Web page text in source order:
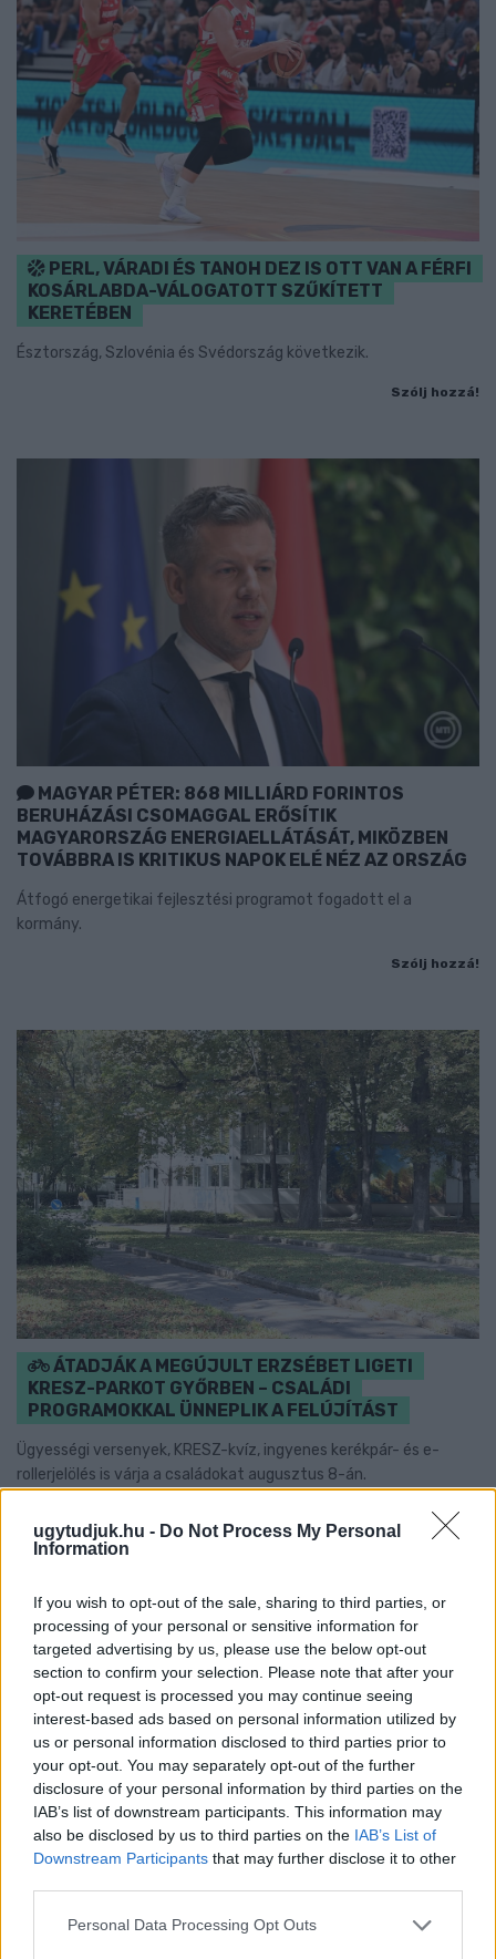
ugytudjuk.hu - Do Not Process My Personal
Information
If you wish to opt-out of the sale, sharing to third parties, or
processing of your personal or sensitive information for
targeted advertising by us, please use the below opt-out
section to confirm your selection. Please note that after your
opt-out request is processed you may continue seeing
interest-based ads based on personal information utilized by
us or personal information disclosed to third parties prior to
your opt-out. You may separately opt-out of the further
disclosure of your personal information by third parties on the
IAB’s list of downstream participants. This information may
also be disclosed by us to third parties on the IAB’s List of
Downstream Participants that may further disclose it to other
Please note that this website/app uses one or more Google
Personal Data Processing Opt Outs
PERL, VÁRADI ÉS TANOH DEZ IS OTT VAN A FÉRFI
KOSÁRLABDA-VÁLOGATOTT SZŰKÍTETT
KERETÉBEN
Észtország, Szlovénia és Svédország következik.
Szólj hozzá!
MAGYAR PÉTER: 868 MILLIÁRD FORINTOS
BERUHÁZÁSI CSOMAGGAL ERŐSÍTIK
MAGYARORSZÁG ENERGIAELLÁTÁSÁT, MIKÖZBEN
TOVÁBBRA IS KRITIKUS NAPOK ELÉ NÉZ AZ ORSZÁG
Átfogó energetikai fejlesztési programot fogadott el a
kormány.
Szólj hozzá!
ÁTADJÁK A MEGÚJULT ERZSÉBET LIGETI
KRESZ-PARKOT GYŐRBEN – CSALÁDI
PROGRAMOKKAL ÜNNEPLIK A FELÚJÍTÁST
Ügyességi versenyek, KRESZ-kvíz, ingyenes kerékpár- és e-
rollerjelölés is várja a családokat augusztus 8-án.
Szólj hozzá!
NŐVERŐ SZOMBATHELYI FÉRFI ELLEN EMELT